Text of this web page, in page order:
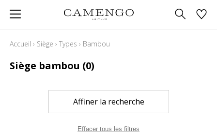
Accueil › Siège › Types › Bambou
Siège bambou (0)
Affiner la recherche
Effacer tous les filtres